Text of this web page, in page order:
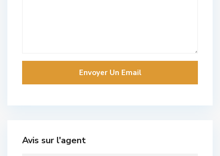
Avis sur l'agent